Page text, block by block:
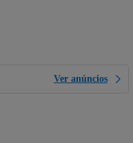
Ver anúncios